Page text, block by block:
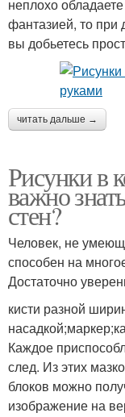
неплохо
фантазией, то при
вы добьетесь
читать дальше →
Рисунки в
важно
стен?
Человек, не
способен на
Достаточно
кисти разной
Каждое
след. Из этих
блоков можно
изображение на